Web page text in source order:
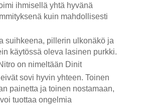
ihmisellä yhtä hyvänä
kuin mahdollisesti
suihkeena, pillerin ulkonäkö ja
käytössä oleva lasinen purkki.
on nimeltään Dinit
sovi hyvin yhteen. Toinen
painetta ja toinen nostamaan,
tuottaa ongelmia